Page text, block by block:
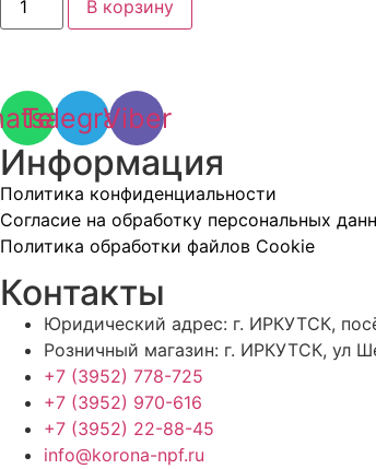
товара
Футорка
В
В корзину
Telegram
Viber
Информация
Политика конфиденциальности
Согласие на обработку персональных
Политика обработки файлов Cookie
Контакты
Юридический адрес: г. ИРКУТСК,
Розничный магазин: г. ИРКУТСК, ул
+7 (3952) 778-725
+7 (3952) 970-616
+7 (3952) 22-88-45
info@korona-npf.ru